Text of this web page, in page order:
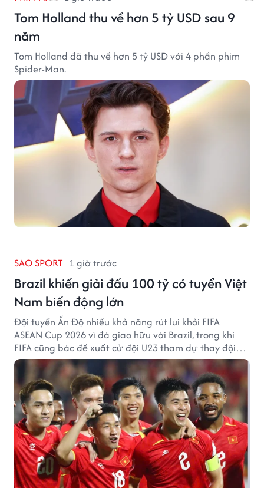
Tom Holland thu về hơn 5 tỷ USD sau 9
năm
Tom Holland đã thu về hơn 5 tỷ USD với 4 phần phim
Spider-Man.
SAO SPORT 1 giờ trước
Brazil khiến giải đấu 100 tỷ có tuyển Việt
Nam biến động lớn
Đội tuyển Ấn Độ nhiều khả năng rút lui khỏi FIFA
ASEAN Cup 2026 vì đá giao hữu với Brazil, trong khi
FIFA cũng bác đề xuất cử đội U23 tham dự thay đội
tuyển quốc gia.